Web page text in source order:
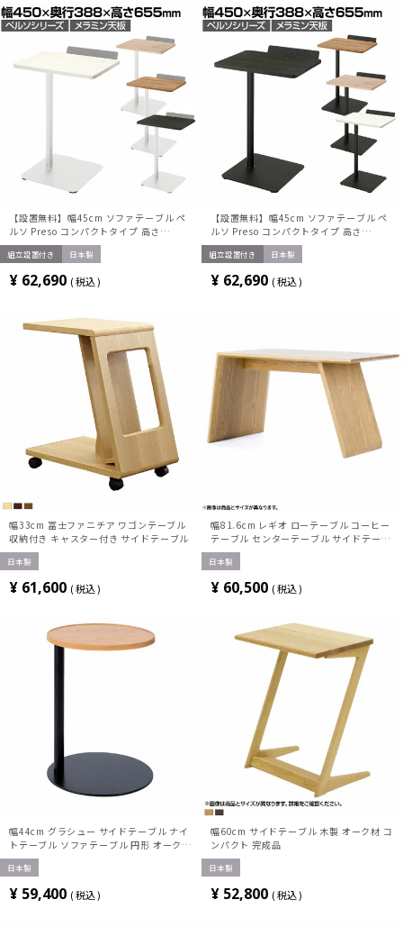
【設置無料】幅45cm ソファテーブル ペ
ルソ Preso コンパクトタイプ 高さ
65.5cm ホワイト脚 1人用テーブル サブ
テーブル トレー付き メラミン天板 パーソ
450SLSAAMWH コクヨ
組立設置付き 日本製
¥ 62,690 税込
【設置無料】幅45cm ソファテーブル ペ
ルソ Preso コンパクトタイプ 高さ
65.5cm ブラック脚 1人用テーブル サブ
テーブル トレー付き メラミン天板 パーソ
450SLE6AMBK コクヨ
組立設置付き 日本製
¥ 62,690 税込
幅33cm 冨士ファニチア ワゴンテーブル
収納付き キャスター付き サイドテーブル
日本製
¥ 61,600 税込
幅81.6cm レギオ ローテーブル コーヒー
テーブル センターテーブル サイドテーブ
ル オイル塗装 長方形 オーク材 北欧 ナチ
ュラル 完成品
日本製
¥ 60,500 税込
幅44cm グラシュー サイドテーブル ナイ
トテーブル ソファテーブル 円形 オーク材
北欧 ナチュラル 完成品
日本製
¥ 59,400 税込
幅60cm サイドテーブル 木製 オーク材 コ
ンパクト 完成品
日本製
¥ 52,800 税込